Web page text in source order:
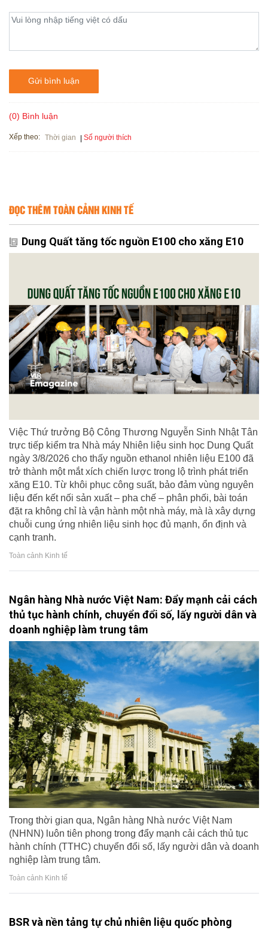
Gửi bình luận
(0) Bình luận
Xếp theo: Thời gian Số người thích
ĐỌC THÊM TOÀN CẢNH KINH TẾ
Dung Quất tăng tốc nguồn E100 cho xăng E10
Việc Thứ trưởng Bộ Công Thương Nguyễn Sinh Nhật Tân
trực tiếp kiểm tra Nhà máy Nhiên liệu sinh học Dung Quất
ngày 3/8/2026 cho thấy nguồn ethanol nhiên liệu E100 đã
trở thành một mắt xích chiến lược trong lộ trình phát triển
xăng E10. Từ khôi phục công suất, bảo đảm vùng nguyên
liệu đến kết nối sản xuất – pha chế – phân phối, bài toán
đặt ra không chỉ là vận hành một nhà máy, mà là xây dựng
chuỗi cung ứng nhiên liệu sinh học đủ mạnh, ổn định và
cạnh tranh.
Toàn cảnh Kinh tế
Ngân hàng Nhà nước Việt Nam: Đẩy mạnh cải cách
thủ tục hành chính, chuyển đổi số, lấy người dân và
doanh nghiệp làm trung tâm
Trong thời gian qua, Ngân hàng Nhà nước Việt Nam
(NHNN) luôn tiên phong trong đẩy mạnh cải cách thủ tục
hành chính (TTHC) chuyển đổi số, lấy người dân và doanh
nghiệp làm trung tâm.
Toàn cảnh Kinh tế
BSR và nền tảng tự chủ nhiên liệu quốc phòng